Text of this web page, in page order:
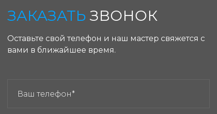
ЗАКАЗАТЬ ЗВОНОК
Оставьте свой телефон и наш мастер свяжется с
вами в ближайшее время.